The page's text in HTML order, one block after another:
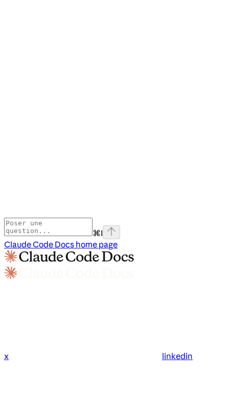
⌘I
Claude Code Docs home page
x linkedin